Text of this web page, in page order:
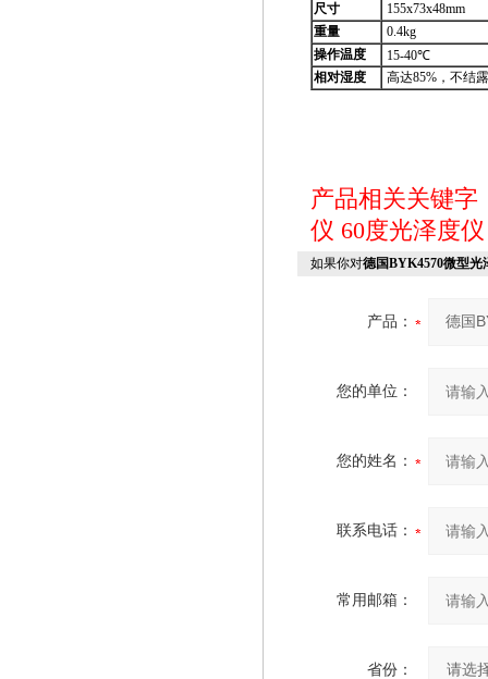
尺寸
155x73x48mm
重量
0.4kg
操作温度
15-40℃
相对湿度
高达85%，不结露
产品相关关键
仪 60度光泽度仪
如果你对德国BYK4570微型光
产品：
您的单位：
您的姓名：
联系电话：
常用邮箱：
省份：